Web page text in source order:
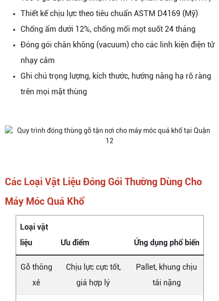
Thiết kế chịu lực theo tiêu chuẩn ASTM D4169 (Mỹ)
Chống ẩm dưới 12%, chống mối mọt suốt 24 tháng
Đóng gói chân không (vacuum) cho các linh kiện điện tử
nhạy cảm
Ghi chú trọng lượng, kích thước, hướng nâng hạ rõ ràng
trên mọi mặt thùng
Các Loại Vật Liệu Đóng Gói Thường Dùng Cho
Máy Móc Quá Khổ
Loại vật
liệu
Ưu điểm Ứng dụng phổ biến
Gỗ thông
xẻ
Chịu lực cực tốt,
giá hợp lý
Pallet, khung chịu
tải nặng